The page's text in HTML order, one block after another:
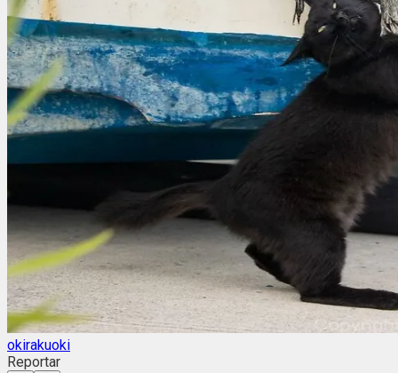
okirakuoki
Reportar